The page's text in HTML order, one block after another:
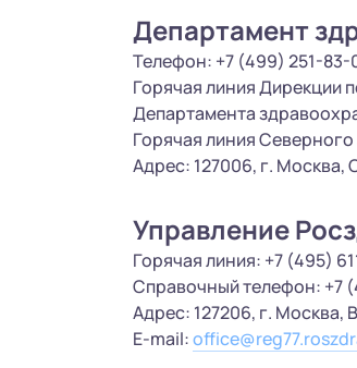
Департамент
Телефон: +7 (499) 251-83-
Горячая линия Дирекции
Департамента
Горячая линия
Адрес: 127006, г. Москва,
Управление
Горячая линия: +7 (495)
Справочный телефон: +7
Адрес: 127206, г. Москва,
E-mail: